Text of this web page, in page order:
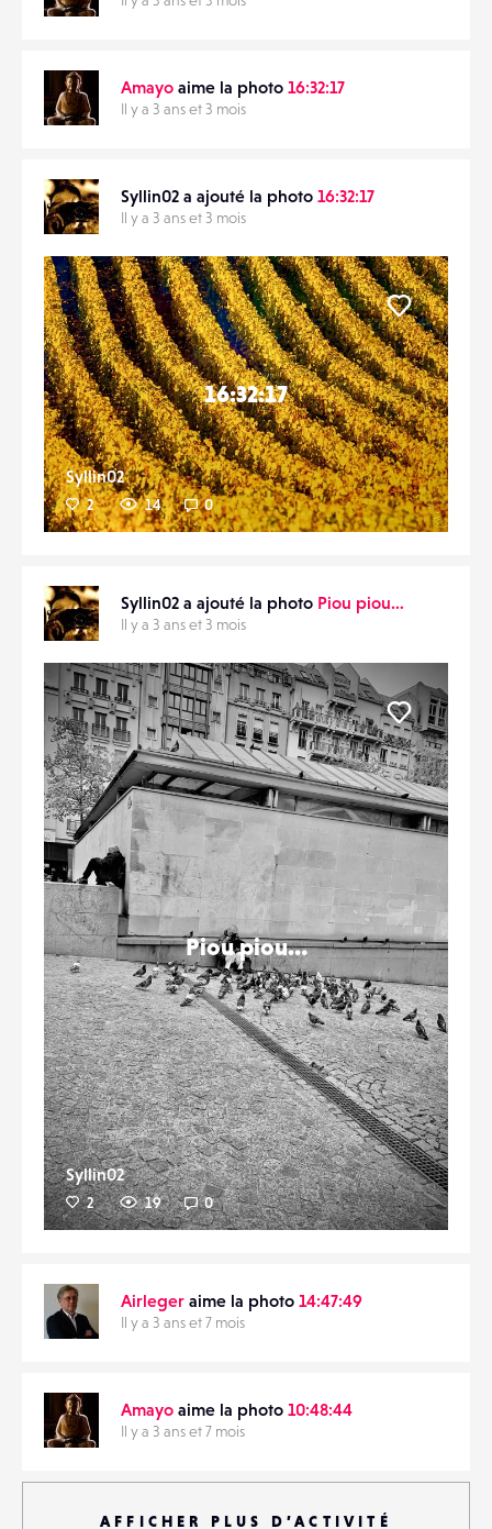
Amayo aime la photo 16:32:17
Il y a 3 ans et 3 mois
Syllin02 a ajouté la photo 16:32:17
Il y a 3 ans et 3 mois
16:32:17
Syllin02
2 14 0
Liker
Syllin02 a ajouté la photo Piou piou…
Il y a 3 ans et 3 mois
Piou piou…
Syllin02
2 19 0
Liker
Airleger aime la photo 14:47:49
Il y a 3 ans et 7 mois
Amayo aime la photo 10:48:44
Il y a 3 ans et 7 mois
AFFICHER PLUS D’ACTIVITÉ